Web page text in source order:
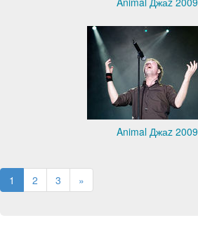
Animal Джаz 2009
1 2 3 »